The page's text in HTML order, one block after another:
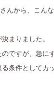
んから、こん
まりました。
ですが、急に
る条件として